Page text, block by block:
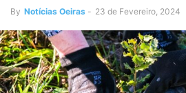
By Notícias Oeiras - 23 de Fevereiro, 2024